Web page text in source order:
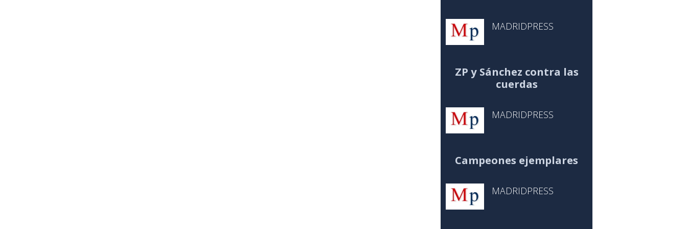
MADRIDPRESS
ZP y Sánchez contra las
cuerdas
MADRIDPRESS
Campeones ejemplares
MADRIDPRESS